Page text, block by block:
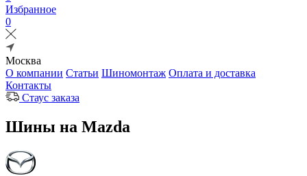
Избранное
0
Москва
О компании Статьи Шиномонтаж Оплата и доставка
Контакты
Стаус заказа
Шины на Mazda